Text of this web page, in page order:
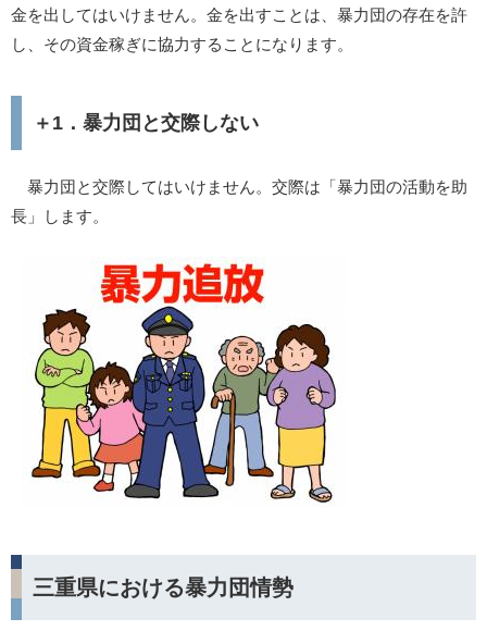
金を出してはいけません。金を出すことは、暴力団の存在を許
し、その資金稼ぎに協力することになります。
＋1．暴力団と交際しない
暴力団と交際してはいけません。交際は「暴力団の活動を助
長」します。
三重県における暴力団情勢